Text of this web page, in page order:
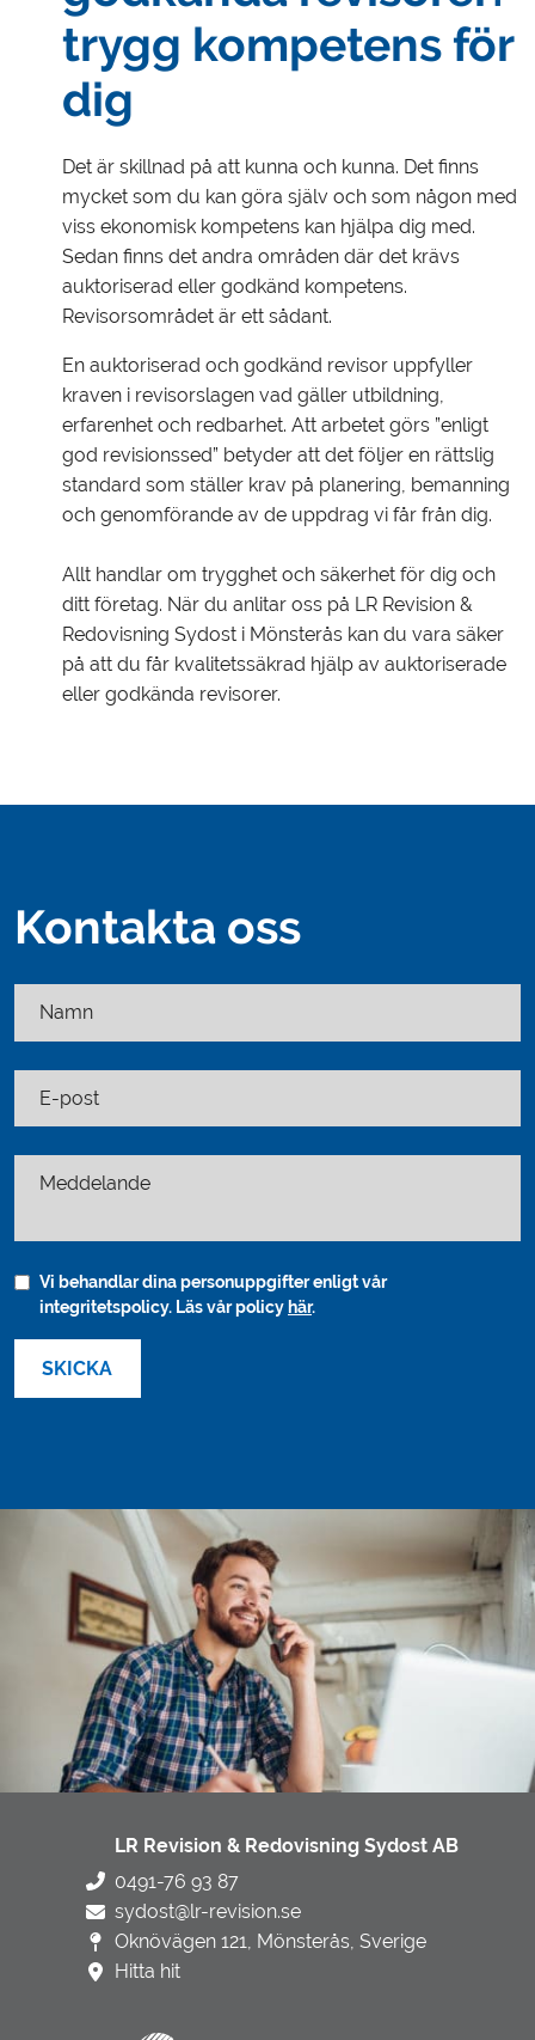
trygg kompetens för
dig
Det är skillnad på att kunna och kunna. Det finns
mycket som du kan göra själv och som någon med
viss ekonomisk kompetens kan hjälpa dig med.
Sedan finns det andra områden där det krävs
auktoriserad eller godkänd kompetens.
Revisorsområdet är ett sådant.
En auktoriserad och godkänd revisor uppfyller
kraven i revisorslagen vad gäller utbildning,
erfarenhet och redbarhet. Att arbetet görs ”enligt
god revisionssed” betyder att det följer en rättslig
standard som ställer krav på planering, bemanning
och genomförande av de uppdrag vi får från dig.
Allt handlar om trygghet och säkerhet för dig och
ditt företag. När du anlitar oss på LR Revision &
Redovisning Sydost i Mönsterås kan du vara säker
på att du får kvalitetssäkrad hjälp av auktoriserade
eller godkända revisorer.
Kontakta oss
Namn
E-post
Vi behandlar dina personuppgifter enligt vår
integritetspolicy. Läs vår policy här.
LR Revision & Redovisning Sydost AB
0491-76 93 87
sydost@lr-revision.se
Oknövägen 121, Mönsterås, Sverige
Hitta hit